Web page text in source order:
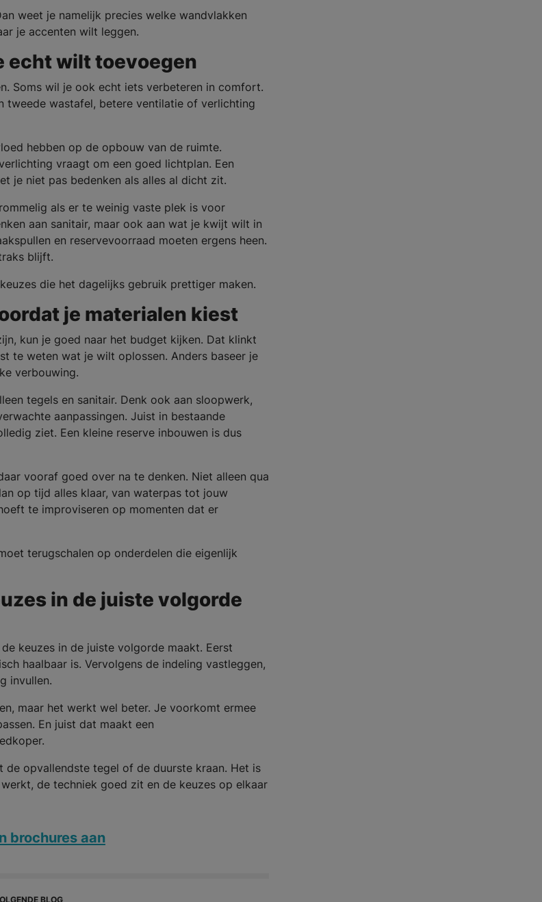
weet je namelijk precies welke wandvlakken
je accenten wilt leggen.
echt wilt toevoegen
Soms wil je ook echt iets verbeteren in comfort.
tweede wastafel, betere ventilatie of verlichting
hebben op de opbouw van de ruimte.
vraagt om een goed lichtplan. Een
je niet pas bedenken als alles al dicht zit.
als er te weinig vaste plek is voor
aan sanitair, maar ook aan wat je kwijt wilt in
en reservevoorraad moeten ergens heen.
blijft.
die het dagelijks gebruik prettiger maken.
je materialen kiest
kun je goed naar het budget kijken. Dat klinkt
te weten wat je wilt oplossen. Anders baseer je
verbouwing.
tegels en sanitair. Denk ook aan sloopwerk,
aanpassingen. Juist in bestaande
ziet. Een kleine reserve inbouwen is dus
vooraf goed over na te denken. Niet alleen qua
op tijd alles klaar, van waterpas tot jouw
te improviseren op momenten dat er
terugschalen op onderdelen die eigenlijk
in de juiste volgorde
keuzes in de juiste volgorde maakt. Eerst
haalbaar is. Vervolgens de indeling vastleggen,
invullen.
maar het werkt wel beter. Je voorkomt ermee
En juist dat maakt een
opvallendste tegel of de duurste kraan. Het is
de techniek goed zit en de keuzes op elkaar
brochures aan
BLOG